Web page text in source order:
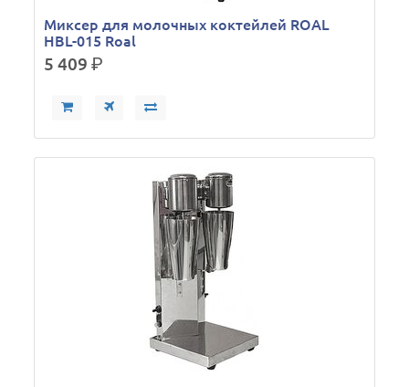
Миксер для молочных коктейлей ROAL
HBL-015 Roal
5 409р.